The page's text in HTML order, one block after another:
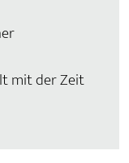
mit der Zeit